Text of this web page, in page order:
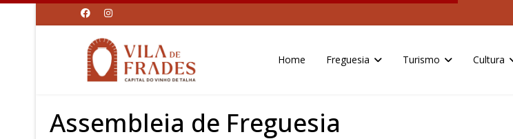
Home Freguesia Turismo Cultura
Assembleia de Freguesia